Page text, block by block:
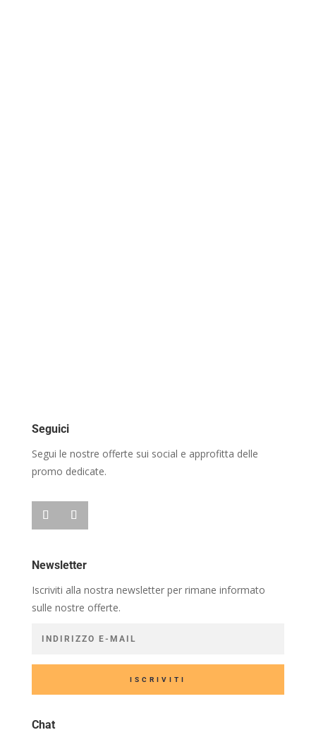
Seguici
Segui le nostre offerte sui social e approfitta delle
promo dedicate.
Newsletter
Iscriviti alla nostra newsletter per rimane informato
sulle nostre offerte.
ISCRIVITI
Chat